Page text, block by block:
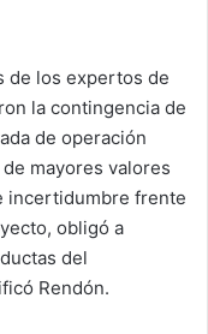
de los expertos de
la contingencia de
de operación
mayores valores
incertidumbre frente
obligó a
del
Rendón.